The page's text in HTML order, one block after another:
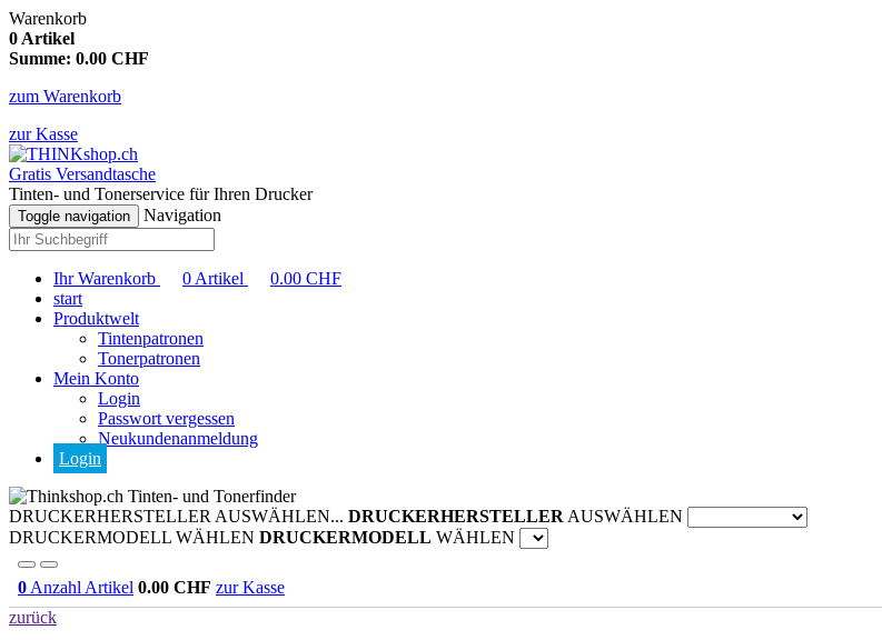
Warenkorb
0 Artikel
Summe: 0.00 CHF
zum Warenkorb
zur Kasse
Gratis Versandtasche
Tinten- und Tonerservice für Ihren Drucker
Toggle navigation Navigation
Ihr Warenkorb 0 Artikel 0.00 CHF
start
Produktwelt
Tintenpatronen
Tonerpatronen
Mein Konto
Login
Passwort vergessen
Neukundenanmeldung
Login
Tinten- und Tonerfinder
DRUCKERHERSTELLER AUSWÄHLEN... DRUCKERHERSTELLER AUSWÄHLEN
DRUCKERMODELL WÄHLEN DRUCKERMODELL WÄHLEN
0 Anzahl Artikel 0.00 CHF zur Kasse
zurück